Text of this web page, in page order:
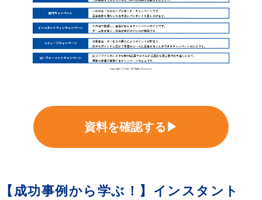
資料を確認する▶
【成功事例から学ぶ！】インスタント